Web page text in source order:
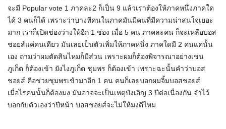
จะมี Popular vote 1 ภาคละ2 ก็เป็น 9 แล้วเราต้องให้ภาคหนึ่งภาคใด
ได้ 3 คนก็ได้ เพราะว่าบางทีคนในภาคมันมีคนที่มีความน่าสนใจเยอะ
มาก เราก็เปิดช่องว่างให้อีก 1 ช่อง เมื่อ 5 คน ภาคละคน ก็จะเหลือบอส
ชอยส์แค่คนเดียว มันเลยเป็นตัวเพิ่มให้ภาคหนึ่ง ภาคใดมี 2 คนแค่นั้น
เอง ถามว่าผมตัดสินไหมก็มีส่วน เพราะผมก็ต้องพิจารณาอย่างเช่น
ภูเก็ต ก็ต้องเข้า ยังไงภูเก็ต ชุมพร ก็ต้องเข้า เพราะฉะนั้นคำว่าบอส
ชอยส์ คือช่วยชุมพรเข้ามาอีก 1 คน คนก็เลยบอกผมจิ้มบอสชอยส์
เมื่อไรคนนั้นก็ต้องมง มันอาจจะเป็นเหตุบังเอิญ 3 ปีต่อเนื่องกัน จำไว้
บอกกับตัวเองว่าปีหน้า บอสชอยส์จะไม่ให้มงดีไหม